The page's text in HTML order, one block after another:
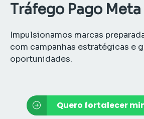
Tráfego Pago
Impulsionamos marcas
com campanhas estratégicas e
oportunidades.
Quero fortalecer